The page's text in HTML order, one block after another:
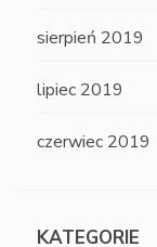
sierpień 2019
lipiec 2019
czerwiec 2019
KATEGORIE